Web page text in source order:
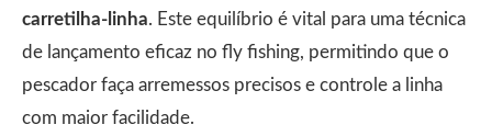
carretilha-linha. Este equilíbrio é vital para uma técnica
de lançamento eficaz no fly fishing, permitindo que o
pescador faça arremessos precisos e controle a linha
com maior facilidade.